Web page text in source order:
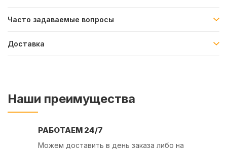
Часто задаваемые вопросы
Доставка
Наши преимущества
РАБОТАЕМ 24/7
Можем доставить в день заказа либо на